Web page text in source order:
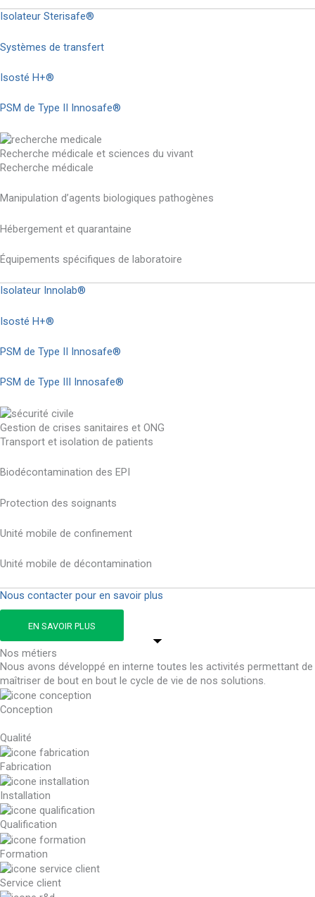
Isolateur Sterisafe®
Systèmes de transfert
Isosté H+®
PSM de Type II Innosafe®
Recherche médicale et sciences du vivant
Recherche médicale
Manipulation d’agents biologiques pathogènes
Hébergement et quarantaine
Équipements spécifiques de laboratoire
Isolateur Innolab®
Isosté H+®
PSM de Type II Innosafe®
PSM de Type III Innosafe®
Gestion de crises sanitaires et ONG
Transport et isolation de patients
Biodécontamination des EPI
Protection des soignants
Unité mobile de confinement
Unité mobile de décontamination
Nous contacter pour en savoir plus
EN SAVOIR PLUS
Nos métiers
Nous avons développé en interne toutes les activités permettant de
maîtriser de bout en bout le cycle de vie de nos solutions.
Conception
Qualité
Fabrication
Installation
Qualification
Formation
Service client